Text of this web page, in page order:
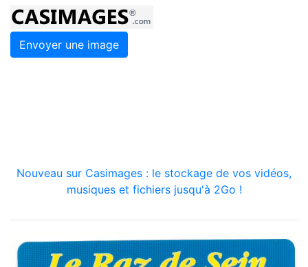
Envoyer une image
Nouveau sur Casimages : le stockage de vos vidéos,
musiques et fichiers jusqu'à 2Go !